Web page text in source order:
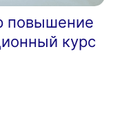
повышение
курс